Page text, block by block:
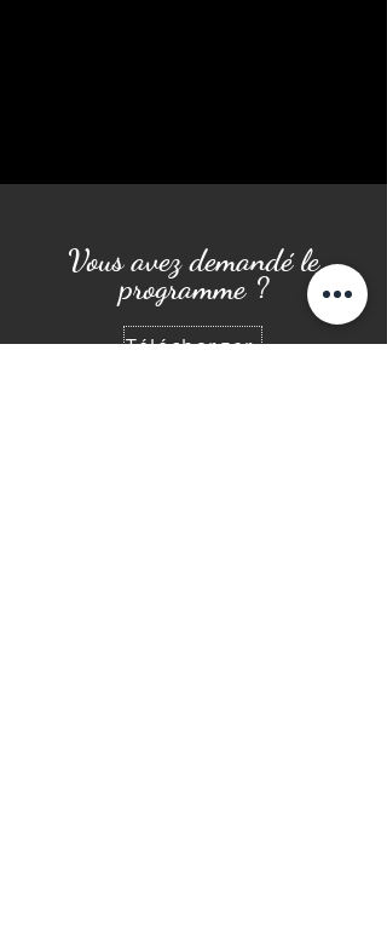
Vous avez demandé le
programme ?
Télécharger